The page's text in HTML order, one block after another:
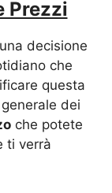
Prezzi
decisione
che
questa
dei
che potete
ti verrà